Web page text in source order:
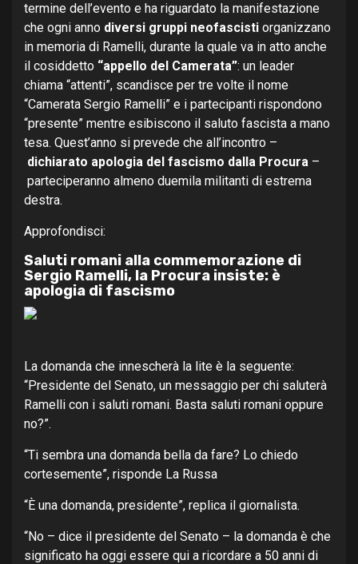
termine dell’evento e ha riguardato la manifestazione
che ogni anno diversi gruppi neofascisti organizzano
in memoria di Ramelli, durante la quale va in atto anche
il cosiddetto “appello del Camerata”: un leader
chiama “attenti”, scandisce per tre volte il nome
“Camerata Sergio Ramelli” e i partecipanti rispondono
“presente” mentre esibiscono il saluto fascista a mano
tesa. Quest’anno si prevede che all’incontro –
dichiarato apologia del fascismo dalla Procura –
parteciperanno almeno duemila militanti di estrema
destra.
Approfondisci:
Saluti romani alla commemorazione di
Sergio Ramelli, la Procura insiste: è
apologia di fascismo
La domanda che innescherà la lite è la seguente:
“Presidente del Senato, un messaggio per chi saluterà
Ramelli con i saluti romani. Basta saluti romani oppure
no?”.
“Ti sembra una domanda bella da fare? Lo chiedo
cortesemente”, risponde La Russa
“È una domanda, presidente”, replica il giornalista.
“No – dice il presidente del Senato – la domanda è che
significato ha oggi essere qui a ricordare a 50 anni di